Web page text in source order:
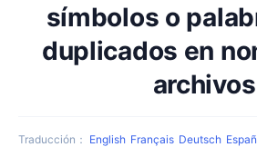
símbolos o
duplicados en
archivos
Traducción ： English Français Deutsch